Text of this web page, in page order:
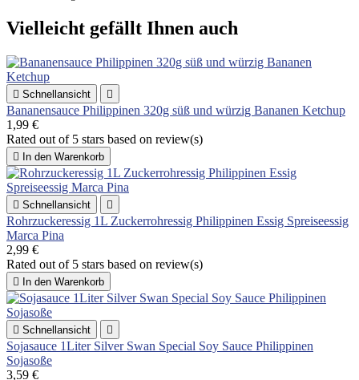
Vielleicht gefällt Ihnen auch
 Schnellansicht 
Bananensauce Philippinen 320g süß und würzig Bananen Ketchup
1,99 €
Rated out of 5 stars based on review(s)
 In den Warenkorb
 Schnellansicht 
Rohrzuckeressig 1L Zuckerrohressig Philippinen Essig Spreiseessig
Marca Pina
2,99 €
Rated out of 5 stars based on review(s)
 In den Warenkorb
 Schnellansicht 
Sojasauce 1Liter Silver Swan Special Soy Sauce Philippinen
Sojasoße
3,59 €